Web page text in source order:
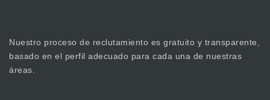
Nuestro proceso de reclutamiento es gratuito y transparente,
basado en el perfil adecuado para cada una de nuestras
áreas.